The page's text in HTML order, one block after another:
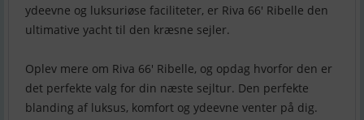
ydeevne og luksuriøse faciliteter, er Riva 66′ Ribelle den
ultimative yacht til den kræsne sejler.
Oplev mere om Riva 66′ Ribelle, og opdag hvorfor den er
det perfekte valg for din næste sejltur. Den perfekte
blanding af luksus, komfort og ydeevne venter på dig.